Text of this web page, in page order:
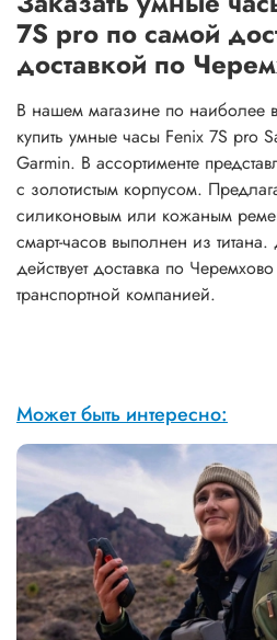
7S pro по самой
доставкой по
В нашем магазине по наиболее
купить умные часы Fenix 7S pro
Garmin. В ассортименте
с золотистым корпусом.
силиконовым или кожаным
смарт-часов выполнен из
действует доставка по
транспортной компанией.
Может быть интересно: